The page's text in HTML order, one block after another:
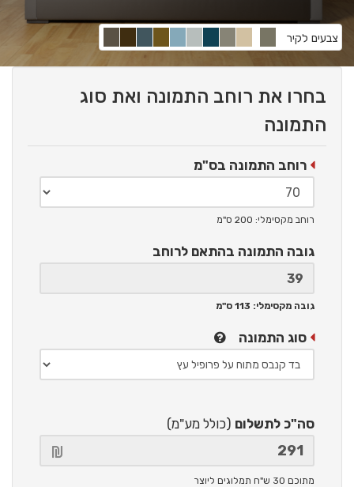
צבעים לקיר
בחרו את רוחב התמונה ואת סוג
התמונה
רוחב התמונה בס"מ
רוחב מקסימלי: 200 ס"מ
גובה התמונה בהתאם לרוחב
גובה מקסימלי: 113 ס"מ
סוג התמונה
סה"כ לתשלום (כולל מע"מ)
מתוכם 30 ש"ח תמלוגים ליוצר